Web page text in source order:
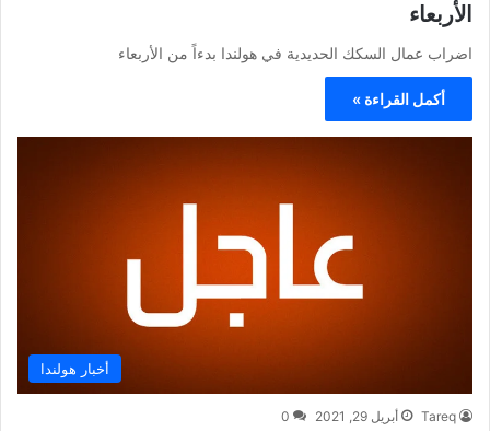
الأربعاء
اضراب عمال السكك الحديدية في هولندا بدءاً من الأربعاء
أكمل القراءة »
أخبار هولندا
Tareq أبريل 29, 2021 0